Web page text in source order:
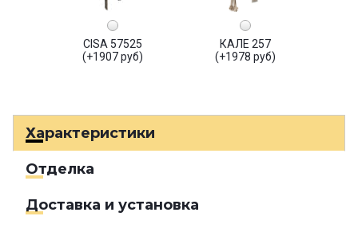
CISA 57525
(+1907 руб)
КАЛЕ 257
(+1978 руб)
Характеристики
Отделка
Доставка и установка